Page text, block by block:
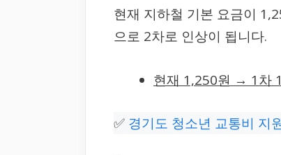
현재 지하철 기본 요금이
으로 2차로 인상이 됩니다.
현재 1,250원 → 1차
✅ 경기도 청소년 교통비 지